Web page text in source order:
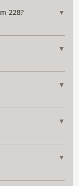
228? ▼
▼
▼
▼
▼